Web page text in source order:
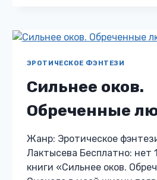
ЭРОТИЧЕСКОЕ ФЭНТЕЗИ
Сильнее оков.
Обреченные
Жанр: Эротическое
Лактысева Бесплатно: нет
книги «Сильнее оков.